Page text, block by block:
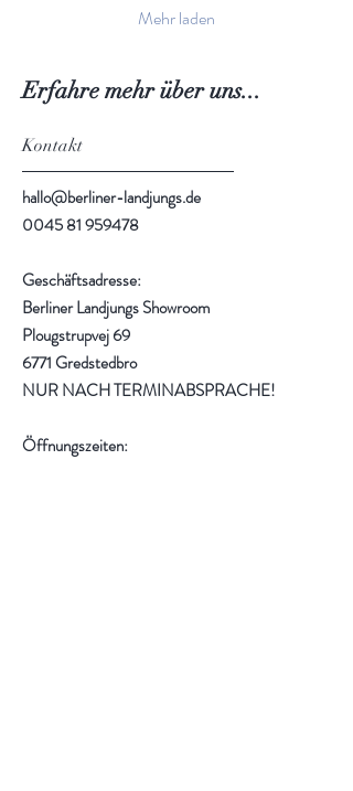
wir an Kreidefarbe lieben –
Was macht Smoke so
besonders? „Smoke“ ist ein
geheimnisvoller...
Mehr laden
Erfahre mehr über uns...
Kontakt
hallo@berliner-landjungs.de
0045 81 959478
Geschäftsadresse:
Berliner Landjungs Showroom
Plougstrupvej 69
6771 Gredstedbro
NUR NACH TERMINABSPRACHE!
Öffnungszeiten: